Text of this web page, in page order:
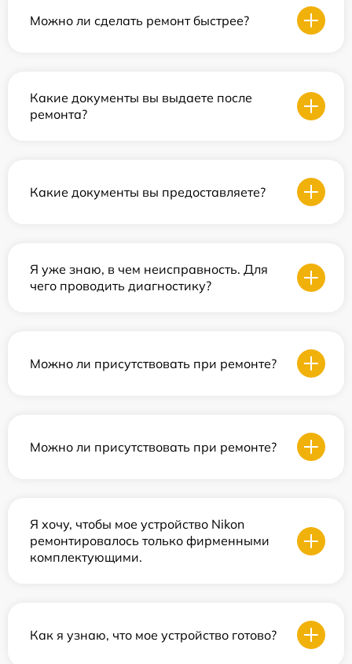
Можно ли сделать ремонт быстрее?
Какие документы вы выдаете после
ремонта?
Какие документы вы предоставляете?
Я уже знаю, в чем неисправность. Для
чего проводить диагностику?
Можно ли присутствовать при ремонте?
Можно ли присутствовать при ремонте?
Я хочу, чтобы мое устройство Nikon
ремонтировалось только фирменными
комплектующими.
Как я узнаю, что мое устройство готово?